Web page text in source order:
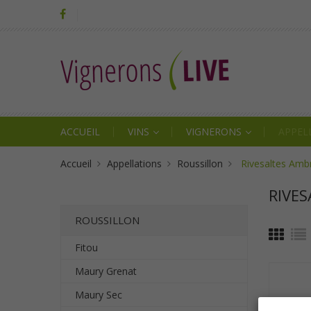
ACCUEIL VINS VIGNERONS
Accueil Appellations Roussillon Rivesaltes
ROUSSILLON
Fitou
Maury Grenat
Maury Sec